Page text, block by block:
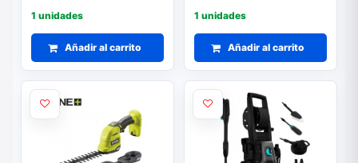
1 unidades
Añadir al carrito
1 unidades
Añadir al carrito